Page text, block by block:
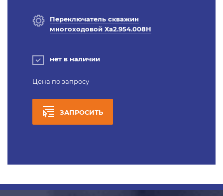
Переключатель скважин
многоходовой Ха2.954.008Н
нет в наличии
Цена по запросу
ЗАПРОСИТЬ